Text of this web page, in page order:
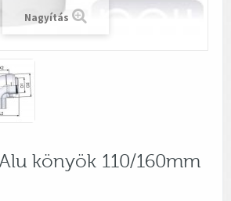
Nagyítás
könyök 110/160mm